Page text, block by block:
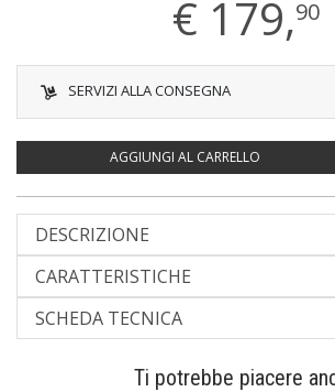
€ 179,90
SERVIZI ALLA CONSEGNA
AGGIUNGI AL CARRELLO
DESCRIZIONE
CARATTERISTICHE
SCHEDA TECNICA
Ti potrebbe piacere